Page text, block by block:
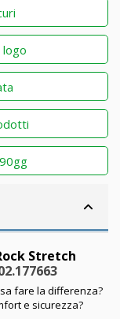
logo
Stretch
fare la differenza?
e sicurezza?